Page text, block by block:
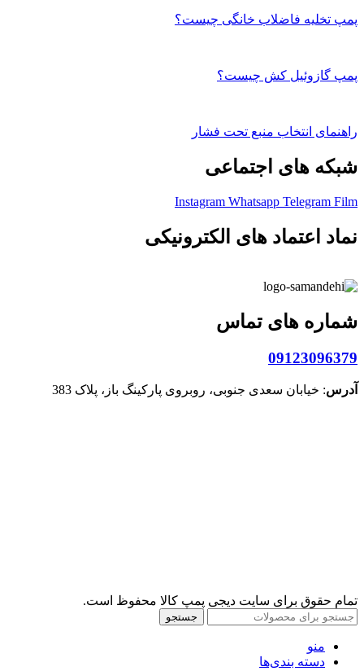
پمپ تخلیه فاضلاب خانگی چیست؟
پمپ گازوئیل کش چیست؟
راهنمای انتخاب منبع تحت فشار
شبکه های اجتماعی
Instagram Whatsapp Telegram Film
نماد اعتماد های الکترونیکی
شماره های تماس
09123096379
آدرس: خیابان سعدی جنوبی، روبروی پارکینگ باز، پلاک 383
تمام حقوق برای سایت دیجی پمپ کالا محفوظ است.
جستجو
منو
دسته بندی‌ها